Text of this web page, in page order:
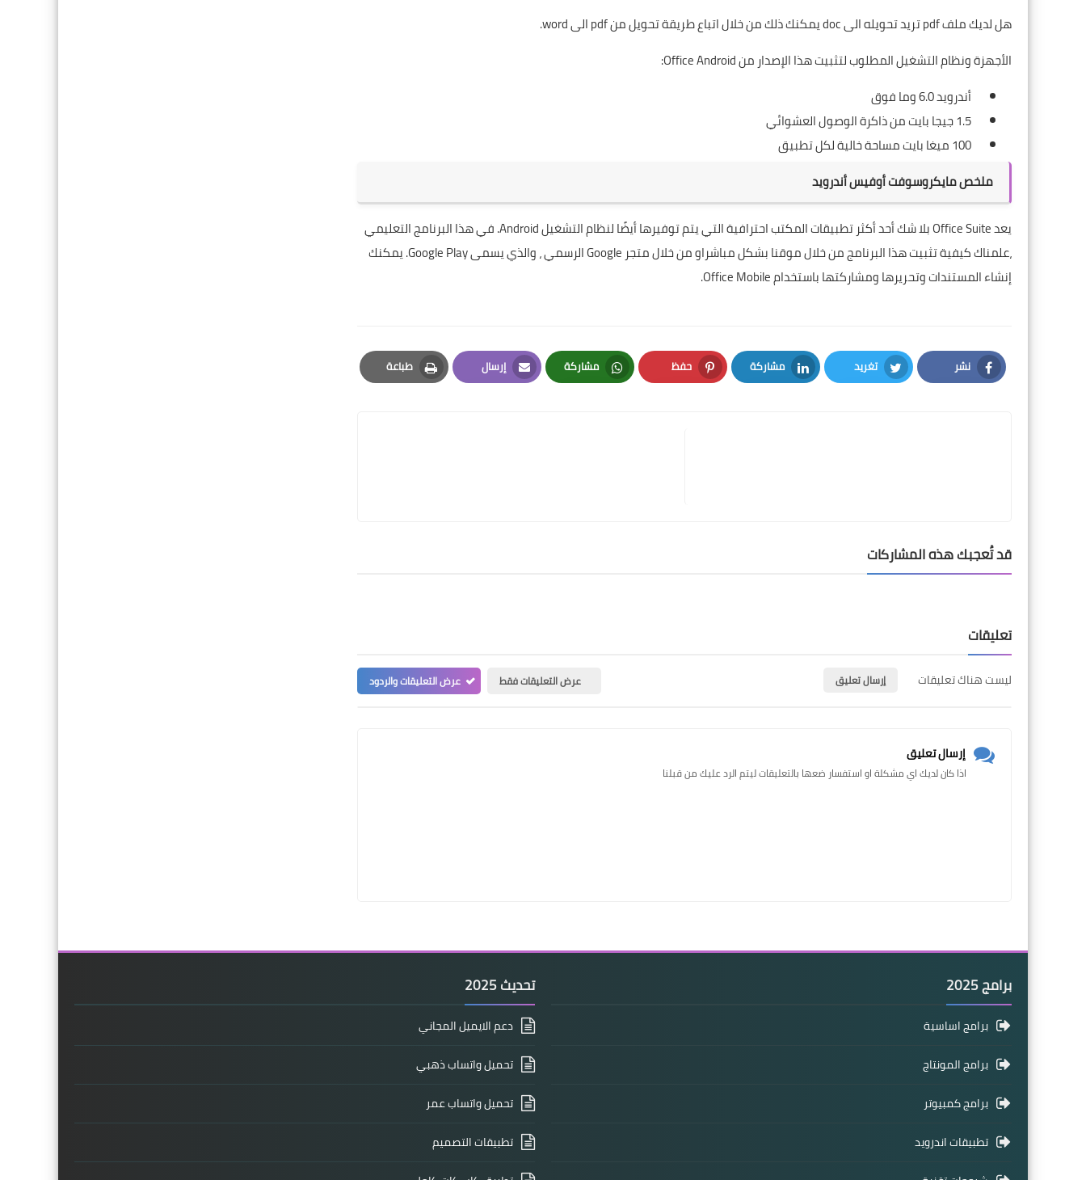
هل لديك ملف pdf تريد تحويله الى doc يمكنك ذلك من خلال اتباع طريقة
تحويل من pdf الى word
.
الأجهزة ونظام التشغيل المطلوب لتثبيت هذا الإصدار من Office Android:
أندرويد 6.0 وما فوق
1.5 جيجا بايت من ذاكرة الوصول العشوائي
100 ميغا بايت مساحة خالية لكل تطبيق
ملخص مايكروسوفت أوفيس أندرويد
يعد Office Suite بلا شك أحد أكثر تطبيقات المكتب احترافية التي يتم توفيرها أيضًا لنظام التشغيل Android. في هذا البرنامج التعليمي
،علمناك كيفية تثبيت هذا البرنامج من خلال موقنا بشكل مباشراو من خلال متجر Google الرسمي ، والذي يسمى
Google Play. يمكنك
إنشاء المستندات وتحريرها ومشاركتها باستخدام Office Mobile.
نشر
Facebook
تغريد
Twitter
مشاركة
LinkedIn
حفظ
Pinterest
مشاركة
Whatsapp
إرسال
Email
طباعة
Print
قد تُعجبك هذه المشاركات
تعليقات
ليست هناك تعليقات إرسال تعليق عرض التعليقات فقط عرض التعليقات والردود
إرسال تعليق
اذا كان لديك اي مشكلة او استفسار ضعها بالتعليقات ليتم الرد عليك من قبلنا
برامج 2025
برامج اساسية
برامج المونتاج
برامج كمبيوتر
تطبيقات اندرويد
تحديث 2025
دعم الايميل المجاني
تحميل واتساب ذهبي
تحميل واتساب عمر
تطبيقات التصميم